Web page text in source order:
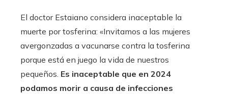
El doctor Estaiano considera inaceptable la
muerte por tosferina: «Invitamos a las mujeres
avergonzadas a vacunarse contra la tosferina
porque está en juego la vida de nuestros
pequeños. Es inaceptable que en 2024
podamos morir a causa de infecciones